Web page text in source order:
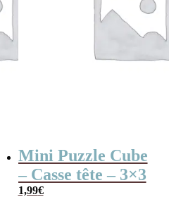
Mini Puzzle Cube
– Casse tête – 3×3
1,99€